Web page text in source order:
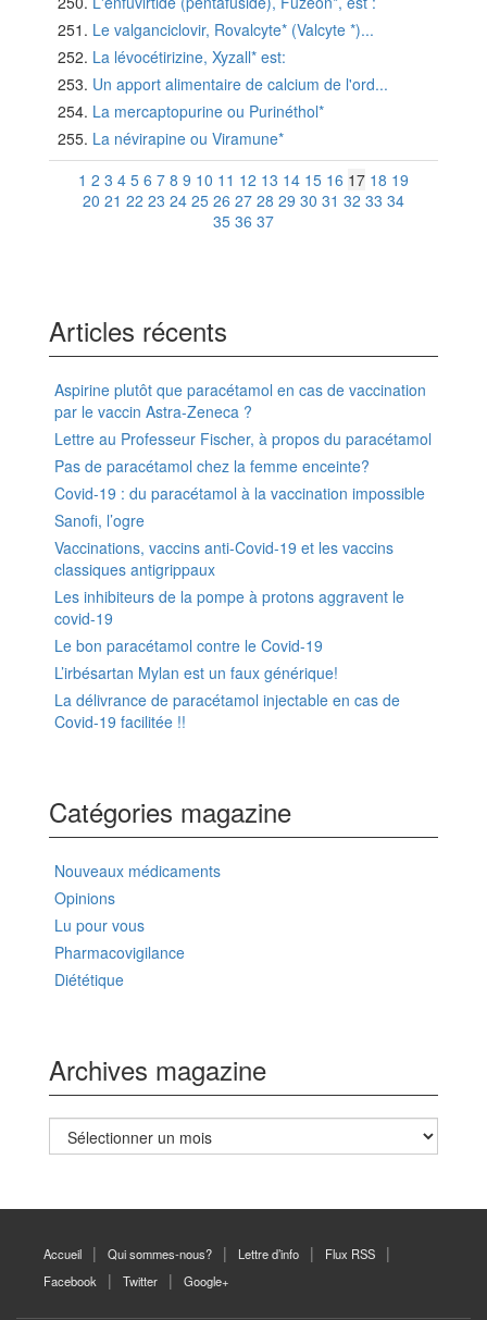
Le valganciclovir, Rovalcyte* (Valcyte *)...
La lévocétirizine, Xyzall* est:
Un apport alimentaire de calcium de l'ord...
La mercaptopurine ou Purinéthol*
La névirapine ou Viramune*
1 2 3 4 5 6 7 8 9 10 11 12 13 14 15 16 17 18 19
20 21 22 23 24 25 26 27 28 29 30 31 32 33 34
35 36 37
Articles récents
Aspirine plutôt que paracétamol en cas de vaccination
par le vaccin Astra-Zeneca ?
Lettre au Professeur Fischer, à propos du paracétamol
Pas de paracétamol chez la femme enceinte?
Covid-19 : du paracétamol à la vaccination impossible
Sanofi, l’ogre
Vaccinations, vaccins anti-Covid-19 et les vaccins
classiques antigrippaux
Les inhibiteurs de la pompe à protons aggravent le
covid-19
Le bon paracétamol contre le Covid-19
L’irbésartan Mylan est un faux générique!
La délivrance de paracétamol injectable en cas de
Covid-19 facilitée !!
Catégories magazine
Nouveaux médicaments
Opinions
Lu pour vous
Pharmacovigilance
Diététique
Archives magazine
Archives
magazine
Accueil Qui sommes-nous? Lettre d’info
Flux RSS
Facebook
Twitter Google+